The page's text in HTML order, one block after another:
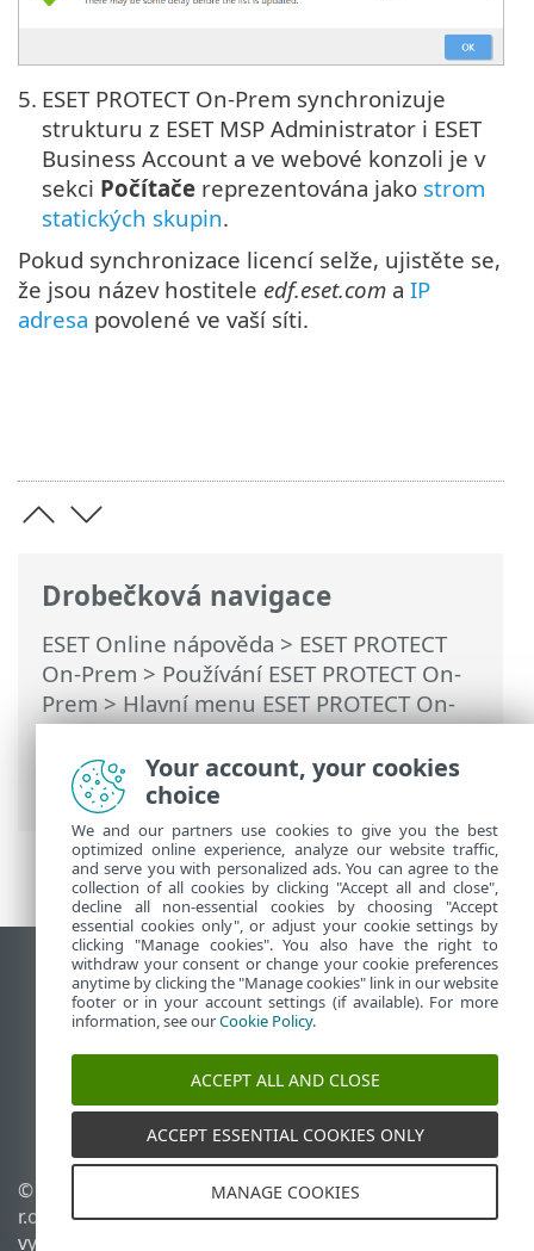
Drobečková navigace
ESET Online nápověda > ESET PROTECT
On-Prem > Používání ESET PROTECT On-
Prem>Hlavní menu ESET PROTECT On-
Prem>Další>Správa licence> ESET
PROTECT Hub, ESET Business Account
nebo ESET MSP Administrator
5. ESET PROTECT On-Prem synchronizuje
strukturu z ESET MSP Administrator i ESET
Business Account a ve webové konzoli je v
sekci Počítače reprezentována jako strom
statických skupin.
Pokud synchronizace licencí selže, ujistěte se,
že jsou název hostitele edf.eset.com a IP
adresa povolené ve vaší síti.
Zobrazit verzi pro počítač
End of Life
ESET Databáze znalostí
ESET Forum
ESET Status Portal
Regionální podpora
© 1992 - 2026 ESET, spol. s
r.o. - Všechna práva
vyhrazena.
Spravovat cookies
Zásady používání souborů
Your account, your cookies
choice
We and our partners use cookies to give you the best
optimized online experience, analyze our website traffic,
and serve you with personalized ads. You can agree to the
collection of all cookies by clicking "Accept all and close",
decline all non-essential cookies by choosing "Accept
essential cookies only", or adjust your cookie settings by
clicking "Manage cookies". You also have the right to
withdraw your consent or change your cookie preferences
anytime by clicking the "Manage cookies" link in our website
footer or in your account settings (if available). For more
information, see ourCookie Policy.
ACCEPT ALL AND CLOSE
ACCEPT ESSENTIAL COOKIES ONLY
MANAGE COOKIES